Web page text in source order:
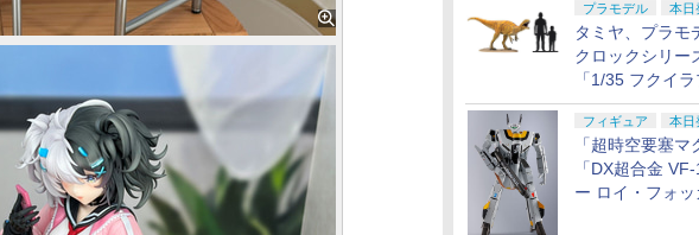
プラモデル 本日
タミヤ、プラモ
クロックシリー
「1/35 フクイラ
日発売！
フィギュア 本日
「超時空要塞マ
「DX超合金
ー ロイ・フォッ